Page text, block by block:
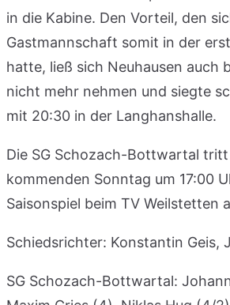
in die Kabine. Den Vorteil, den
Gastmannschaft somit in der
hatte, ließ sich Neuhausen auch
nicht mehr nehmen und siegte
mit 20:30 in der Langhanshalle.
Die SG Schozach-Bottwartal
kommenden Sonntag um 17:00
Saisonspiel beim TV Weilstetten
Schiedsrichter: Konstantin Geis,
SG Schozach-Bottwartal: